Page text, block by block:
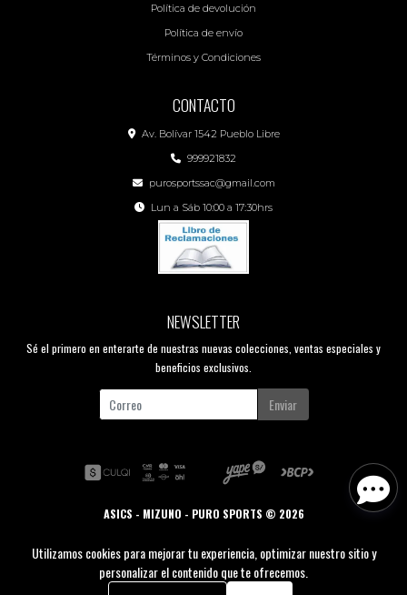
Política de devolución
Política de envío
Términos y Condiciones
CONTACTO
Av. Bolívar 1542 Pueblo Libre
999921832
purosportssac@gmail.com
Lun a Sáb 10:00 a 17:30hrs
NEWSLETTER
Sé el primero en enterarte de nuestras nuevas colecciones, ventas especiales y
beneficios exclusivos.
Enviar
ASICS - MIZUNO - PURO SPORTS © 2026
Utilizamos cookies para mejorar tu experiencia, optimizar nuestro sitio y
personalizar el contenido que te ofrecemos.